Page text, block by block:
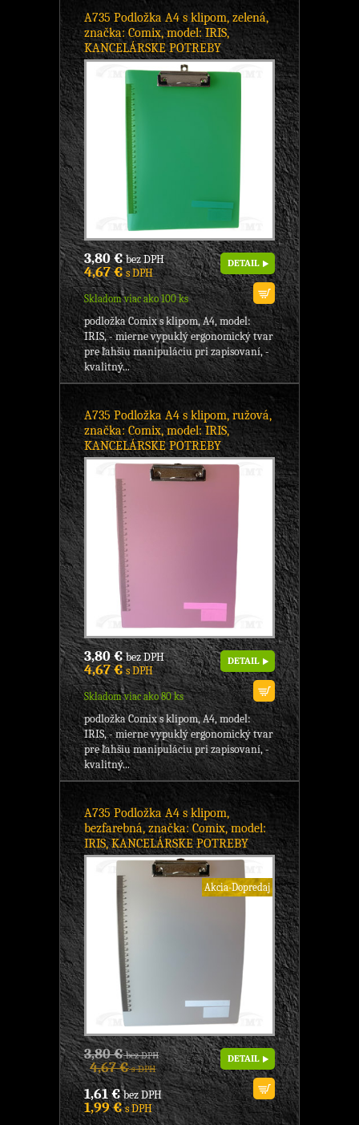
A735 Podložka A4 s klipom, zelená,
značka: Comix, model: IRIS,
KANCELÁRSKE POTREBY
3,80 €bez DPH
4,67 €s DPH
Skladom viac ako 100 ks
DETAIL
podložka Comix s klipom, A4, model:
IRIS, - mierne vypuklý ergonomický tvar
pre ľahšiu manipuláciu pri zapisovaní, -
kvalitný...
A735 Podložka A4 s klipom, ružová,
značka: Comix, model: IRIS,
KANCELÁRSKE POTREBY
3,80 €bez DPH
4,67 €s DPH
Skladom viac ako 80 ks
DETAIL
podložka Comix s klipom, A4, model:
IRIS, - mierne vypuklý ergonomický tvar
pre ľahšiu manipuláciu pri zapisovaní, -
kvalitný...
A735 Podložka A4 s klipom,
bezfarebná, značka: Comix, model:
IRIS, KANCELÁRSKE POTREBY
Akcia-Dopredaj
3,80 €bez DPH
4,67 €s DPH
1,61 €bez DPH
1,99 €s DPH
DETAIL